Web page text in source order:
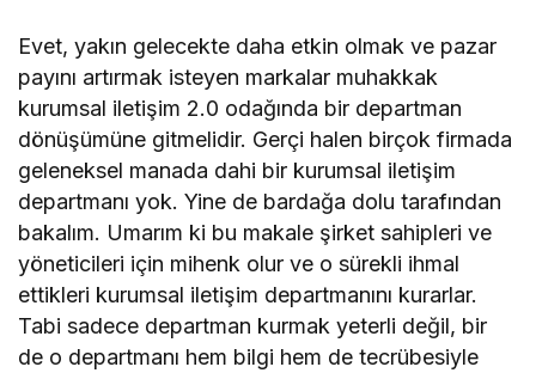
Evet, yakın gelecekte daha etkin olmak ve pazar
payını artırmak isteyen markalar muhakkak
kurumsal iletişim 2.0 odağında bir departman
dönüşümüne gitmelidir. Gerçi halen birçok firmada
geleneksel manada dahi bir kurumsal iletişim
departmanı yok. Yine de bardağa dolu tarafından
bakalım. Umarım ki bu makale şirket sahipleri ve
yöneticileri için mihenk olur ve o sürekli ihmal
ettikleri kurumsal iletişim departmanını kurarlar.
Tabi sadece departman kurmak yeterli değil, bir
de o departmanı hem bilgi hem de tecrübesiyle